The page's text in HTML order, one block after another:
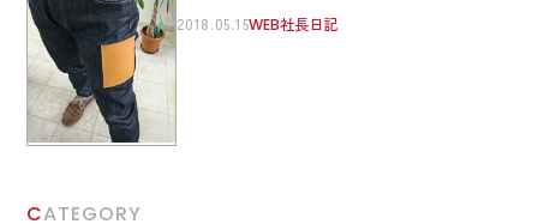
2018.05.15WEB社長日記
CATEGORY